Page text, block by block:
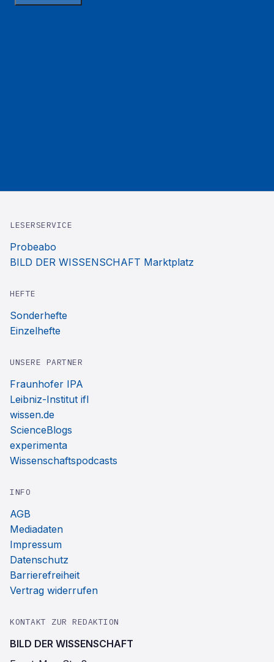
LESERSERVICE
Probeabo
BILD DER WISSENSCHAFT Marktplatz
HEFTE
Sonderhefte
Einzelhefte
UNSERE PARTNER
Fraunhofer IPA
Leibniz-Institut ifl
wissen.de
ScienceBlogs
experimenta
Wissenschaftspodcasts
INFO
AGB
Mediadaten
Impressum
Datenschutz
Barrierefreiheit
Vertrag widerrufen
KONTAKT ZUR REDAKTION
BILD DER WISSENSCHAFT